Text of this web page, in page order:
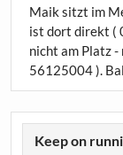
Maik sitzt im
ist dort direkt (
nicht am Platz
56125004 ).
Keep on